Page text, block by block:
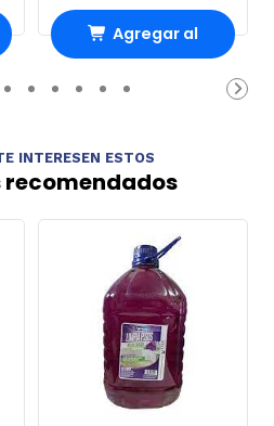
Agregar al
Carro
INTERESEN ESTOS
recomendados